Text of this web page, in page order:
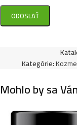
Kallos maska na
4,99
Kallos maska
Kallos maska
Kategórie:
Mohlo by sa